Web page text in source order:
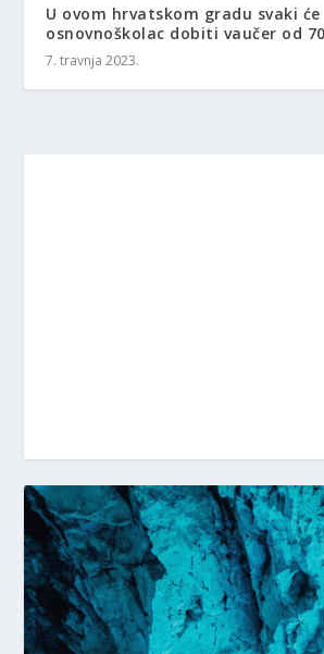
U ovom hrvatskom gradu svaki će
osnovnoškolac dobiti vaučer od
7. travnja 2023.